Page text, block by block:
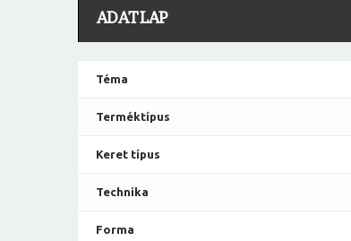
ADATLAP
Téma
Terméktípus
Keret típus
Technika
Forma